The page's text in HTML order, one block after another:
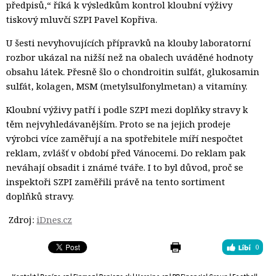
předpisů,“ říká k výsledkům kontrol kloubní výživy
tiskový mluvčí SZPI Pavel Kopřiva.
U šesti nevyhovujících přípravků na klouby laboratorní
rozbor ukázal na nižší než na obalech uváděné hodnoty
obsahu látek. Přesně šlo o chondroitin sulfát, glukosamin
sulfát, kolagen, MSM (metylsulfonylmetan) a vitamíny.
Kloubní výživy patří i podle SZPI mezi doplňky stravy k
těm nejvyhledávanějším. Proto se na jejich prodeje
výrobci více zaměřují a na spotřebitele míří nespočtet
reklam, zvlášť v období před Vánocemi. Do reklam pak
neváhají obsadit i známé tváře. I to byl důvod, proč se
inspektoři SZPI zaměřili právě na tento sortiment
doplňků stravy.
Zdroj: iDnes.cz
0